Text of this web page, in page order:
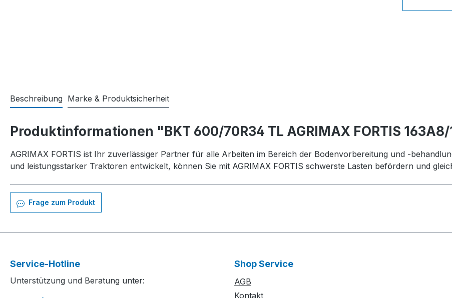
Beschreibung Marke & Produktsicherheit
Produktinformationen "BKT 600/70R34 TL AGRIMAX FORTIS
AGRIMAX FORTIS ist Ihr zuverlässiger Partner für alle Arbeiten im Bereich der Bodenvorbereitung und -
und leistungsstarker Traktoren entwickelt, können Sie mit AGRIMAX FORTIS schwerste Lasten befördern und
Frage zum Produkt
Service-Hotline
Unterstützung und Beratung unter:
Shop Service
AGB
Kontakt